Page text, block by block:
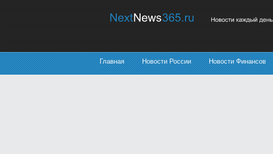
Главная Новости России Новости Финансов